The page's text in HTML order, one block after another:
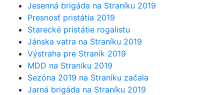
Jesenná brigáda na Straníku 2019
Presnosť pristátia 2019
Starecké pristátie rogalistu
Jánska vatra na Straníku 2019
Výstraha pre Straník 2019
MDD na Straníku 2019
Sezóna 2019 na Straníku začala
Jarná brigáda na Straníku 2019